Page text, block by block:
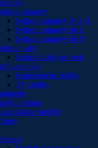
súpravy
Sedacie súpravy 3+1+1
Sedacie súpravy do L
Sedacie súpravy do U
vaky
Sedacie vaky pre deti
a stolíky
Konferenčné stolíky
TV stolíky
Kancelária
stoličky